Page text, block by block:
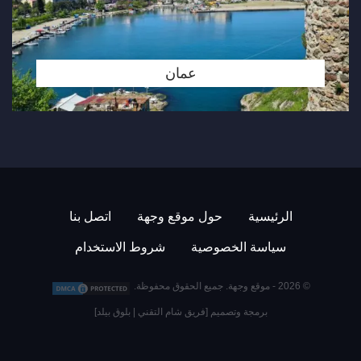
عمان
الرئيسية حول موقع وجهة اتصل بنا
سياسة الخصوصية شروط الاستخدام
© 2026 - موقع وجهة. جميع الحقوق محفوظة.
برمجة وتصميم [فريق شام التقني بلوق بيلد]